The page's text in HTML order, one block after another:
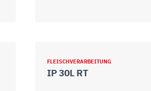
FLEISCHVERARBEITUNG
IP 30L RT